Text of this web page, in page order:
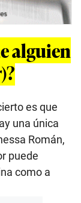
alguien
es que
una única
Román,
puede
como a